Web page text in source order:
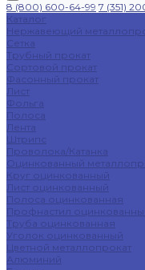
8 (800) 600-64-99 7 (351)
Каталог
Нержавеющий
Сетка
Трубный прокат
Сортовой прокат
Фасонный прокат
Лист
Фольга
Полоса
Лента
Штрипс
Проволока/Катанка
Оцинкованный
Круг оцинкованный
Лист оцинкованный
Полоса оцинкованная
Профнастил
Труба оцинкованная
Уголок оцинкованный
Цветной металлопрокат
Алюминий